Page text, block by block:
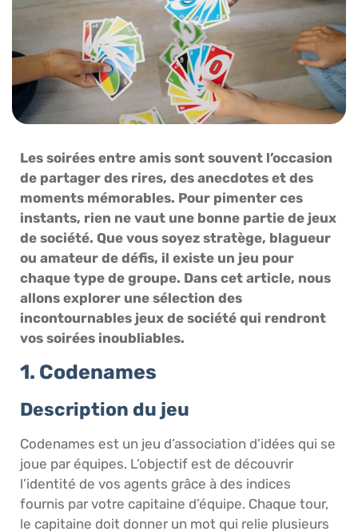
Les soirées entre amis sont souvent l’occasion
de partager des rires, des anecdotes et des
moments mémorables. Pour pimenter ces
instants, rien ne vaut une bonne partie de jeux
de société. Que vous soyez stratège, blagueur
ou amateur de défis, il existe un jeu pour
chaque type de groupe. Dans cet article, nous
allons explorer une sélection des
incontournables jeux de société qui rendront
vos soirées inoubliables.
1. Codenames
Description du jeu
Codenames est un jeu d’association d’idées qui se
joue par équipes. L’objectif est de découvrir
l’identité de vos agents grâce à des indices
fournis par votre capitaine d’équipe. Chaque tour,
le capitaine doit donner un mot qui relie plusieurs